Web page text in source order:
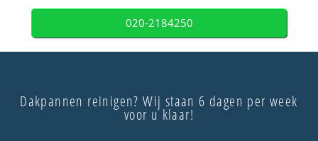
020-2184250
Dakpannen reinigen? Wij staan 6 dagen per week
voor u klaar!